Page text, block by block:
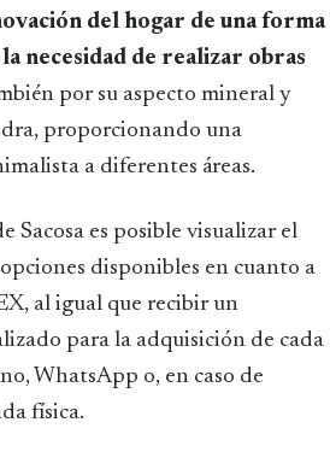
del hogar de una forma
necesidad de realizar obras
por su aspecto mineral y
proporcionando una
a diferentes áreas.
Sacosa es posible visualizar el
disponibles en cuanto a
al igual que recibir un
para la adquisición de cada
WhatsApp o, en caso de
física.